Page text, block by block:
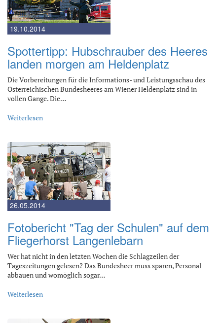
19.10.2014
Spottertipp: Hubschrauber des Heeres
landen morgen am Heldenplatz
Die Vorbereitungen für die Informations- und Leistungsschau des
Österreichischen Bundesheeres am Wiener Heldenplatz sind in
vollen Gange. Die…
Weiterlesen
26.05.2014
Fotobericht "Tag der Schulen" auf dem
Fliegerhorst Langenlebarn
Wer hat nicht in den letzten Wochen die Schlagzeilen der
Tageszeitungen gelesen? Das Bundesheer muss sparen, Personal
abbauen und womöglich sogar…
Weiterlesen